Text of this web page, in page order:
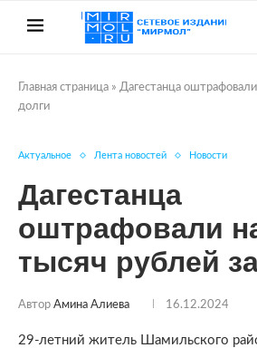
Главная страница » Дагестанца
долги
Актуальное Лента новостей Новости
Дагестанца
оштрафовали
тысяч рублей
Автор Амина Алиева 16.12.2024
29-летний житель Шамильского